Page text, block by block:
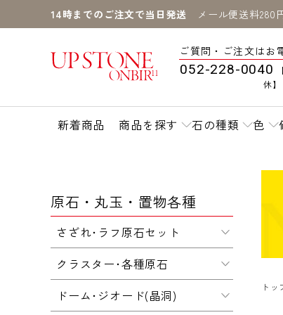
14時までのご注文で当日発送 メール便送料280
ご質問・ご注文はお
052-228-0040
休】
新着商品 商品を探す 石の種類 色
トッ
原石・丸玉・置物各種
さざれ･ラフ原石セット
クラスター･各種原石
ドーム･ジオード(晶洞)